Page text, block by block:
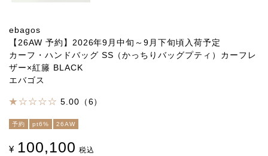
ebagos
【26AW 予約】2026年9月中旬～9月下旬頃入荷予定
カーフ・ハンドバッグ SS（かっちりバッグプティ）カーフレ
ザー×紅籐 BLACK
エバゴス
5.00（6）
予約 pt6% 26AW
¥ 100,100 税込